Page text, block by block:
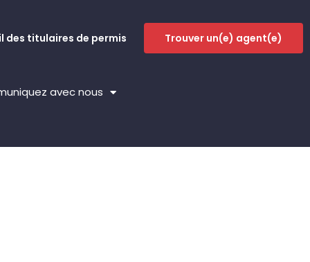
des titulaires de permis Trouver un(e) agent(e)
avec nous